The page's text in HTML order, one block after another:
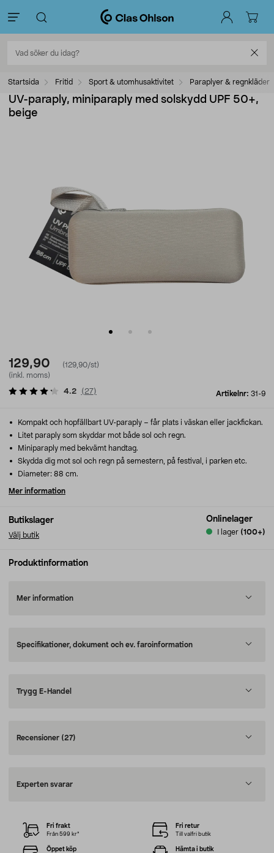
Startsida Fritid Sport & utomhusaktivitet Paraplyer & regnkläder
UV-paraply, miniparaply med solskydd UPF 50+,
beige
129,90
(129,90/st)
(inkl. moms)
Artikelnr: 31-9
4.2 ( 27)
Butikslager
Välj butik
Onlinelager
I lager (100+)
Kompakt och hopfällbart UV-paraply – får plats i väskan eller jackfickan.
Litet paraply som skyddar mot både sol och regn.
Miniparaply med bekvämt handtag.
Skydda dig mot sol och regn på semestern, på festival, i parken etc.
Diameter: 88 cm.
Mer information
Produktinformation
Mer information
Specifikationer, dokument och ev. faroinformation
Trygg E-Handel
Recensioner (27)
Experten svarar
Fri frakt
Från 599 kr*
Fri retur
Till valfri butik
Öppet köp Hämta i butik